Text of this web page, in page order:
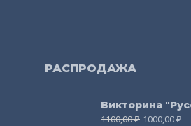
РАСПРОДАЖА
Викторина
1100,00₽ 1000,00₽